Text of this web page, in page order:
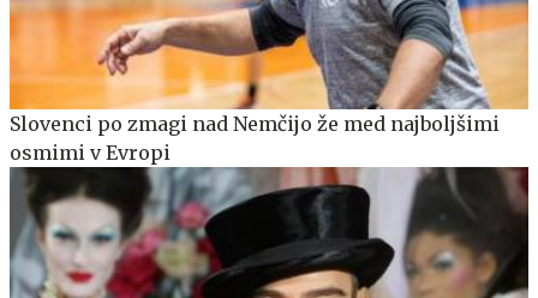
Slovenci po zmagi nad Nemčijo že med najboljšimi
osmimi v Evropi